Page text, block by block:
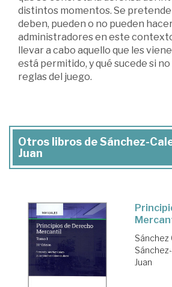
distintos momentos. Se pretende
deben, pueden o no pueden
administradores en este
llevar a cabo aquello que les
está permitido, y qué sucede si
reglas del juego.
Otros libros de Sánchez-
Juan
Sánchez
Juan